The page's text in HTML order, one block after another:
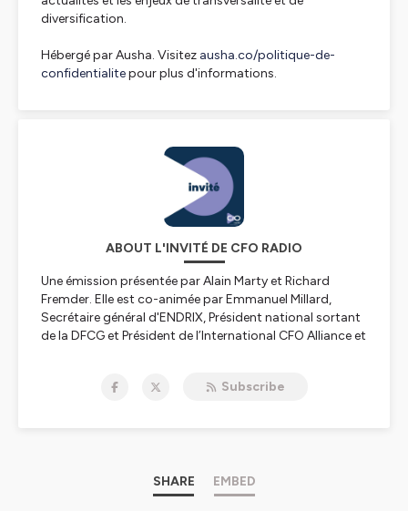
diversification.
Hébergé par Ausha. Visitez ausha.co/politique-de-
confidentialitepour plus d'informations.
ABOUT L'INVITÉ DE CFO RADIO
Une émission présentée par Alain Marty et Richard
Fremder. Elle est co-animée par Emmanuel Millard,
Secrétaire général d'ENDRIX, Président national sortant
de la DFCG et Président de l’International CFO Alliance et
professionnel du monde de la finance. Ecoutez nos
pour plus d'informations.
Subscribe
SHARE EMBED